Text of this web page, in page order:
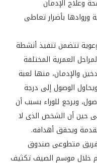
وعلاج الإدمان
وروادها بأضرار تعاطى
تتضمن تنفيذ أنشطة
العمرية المختلفة
والإدمان، منها لعبة
الوصول إلى درجة
ويرجع للوراء بسبب أن
حين أن الشخص الذى لا
ويحقق أهدافه.
فريق متطوعى صندوق
خلال موسم الصيف تكثيف